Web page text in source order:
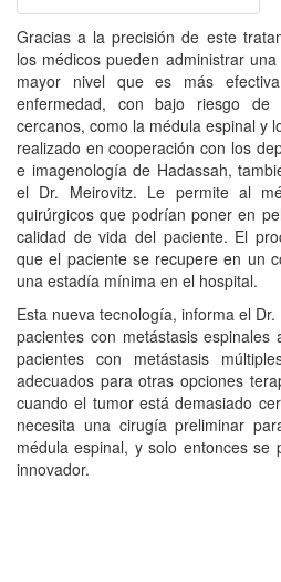
Gracias a la precisión de este
los médicos pueden administrar
mayor nivel que es más
enfermedad, con bajo riesgo de
cercanos, como la médula espinal y
realizado en cooperación con los
e imagenología de Hadassah,
el Dr. Meirovitz. Le permite al
quirúrgicos que podrían poner en
calidad de vida del paciente. El
que el paciente se recupere en un
una estadía mínima en el hospital.
Esta nueva tecnología, informa el
pacientes con metástasis
pacientes con metástasis
adecuados para otras opciones
cuando el tumor está demasiado
necesita una cirugía preliminar
médula espinal, y solo entonces se
innovador.